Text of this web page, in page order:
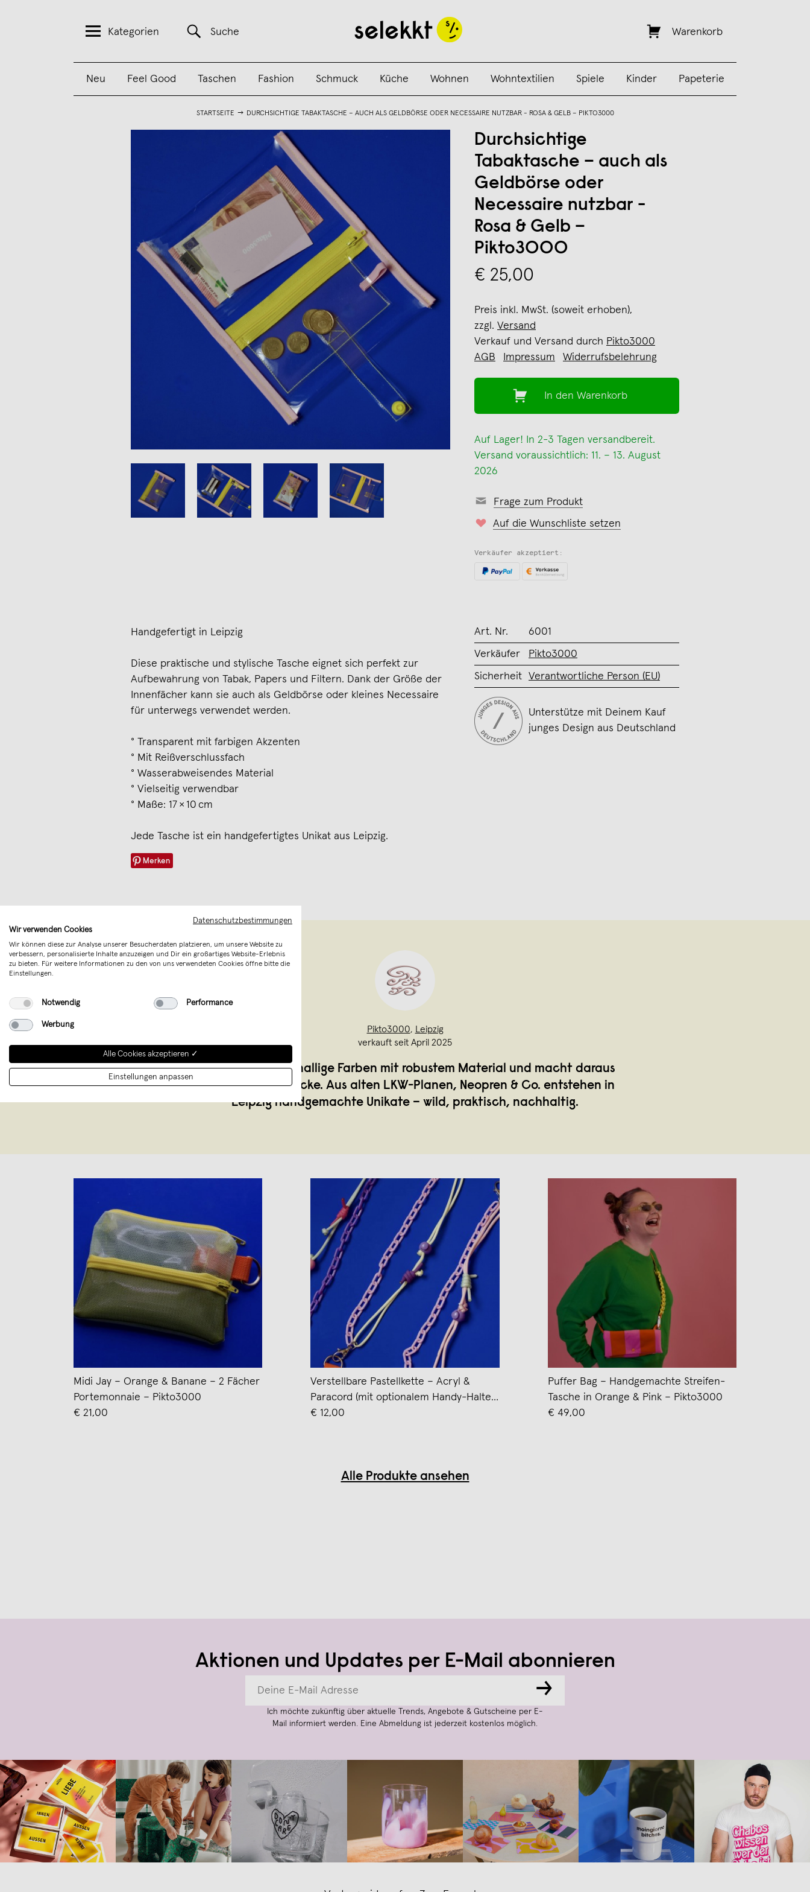
Kategorien Suche Warenkorb
Neu Feel Good Taschen Fashion Schmuck Küche Wohnen Wohntextilien Spiele Kinder Papeterie
STARTSEITE DURCHSICHTIGE TABAKTASCHE – AUCH ALS GELDBÖRSE ODER NECESSAIRE NUTZBAR - ROSA & GELB – PIKTO3000
Durchsichtige
Tabaktasche – auch als
Geldbörse oder
Necessaire nutzbar -
Rosa & Gelb –
Pikto3000
€ 25,00
Preis inkl. MwSt. (soweit erhoben),
zzgl. Versand
Verkauf und Versand durch Pikto3000
AGB
Impressum Widerrufsbelehrung
In den Warenkorb
Auf Lager! In 2-3 Tagen versandbereit.
Versand voraussichtlich: 11. – 13. August
2026
Frage zum Produkt
Auf die Wunschliste setzen
Verkäufer akzeptiert:
Handgefertigt in Leipzig
Diese praktische und stylische Tasche eignet sich perfekt zur
Aufbewahrung von Tabak, Papers und Filtern. Dank der Größe der
Innenfächer kann sie auch als Geldbörse oder kleines Necessaire
für unterwegs verwendet werden.
° Transparent mit farbigen Akzenten
° Mit Reißverschlussfach
° Wasserabweisendes Material
° Vielseitig verwendbar
° Maße: 17 × 10 cm
Jede Tasche ist ein handgefertigtes Unikat aus Leipzig.
Merken
Art. Nr. 6001
Verkäufer Pikto3000
Sicherheit Verantwortliche Person (EU)
Unterstütze mit Deinem Kauf
junges Design aus Deutschland
Pikto3000, Leipzig
verkauft seit April 2025
Pikto3000 mixt knallige Farben mit robustem Material und macht daraus
echte Lieblingsstücke. Aus alten LKW-Planen, Neopren & Co. entstehen in
Leipzig handgemachte Unikate – wild, praktisch, nachhaltig.
Midi Jay – Orange & Banane – 2 Fächer
Portemonnaie – Pikto3000
€ 21,00
Verstellbare Pastellkette – Acryl &
Paracord (mit optionalem Handy-Halter)
– Pikto3000
€ 12,00
Puffer Bag – Handgemachte Streifen-
Tasche in Orange & Pink – Pikto3000
€ 49,00
Alle Produkte ansehen
Aktionen und Updates per E-Mail abonnieren
→
Ich möchte zukünftig über aktuelle Trends, Angebote & Gutscheine per E-
Mail informiert werden. Eine Abmeldung ist jederzeit kostenlos möglich.
Datenschutzbestimmungen
Wir verwenden Cookies
Wir können diese zur Analyse unserer Besucherdaten platzieren, um unsere Website zu
verbessern, personalisierte Inhalte anzuzeigen und Dir ein großartiges Website-Erlebnis
zu bieten. Für weitere Informationen zu den von uns verwendeten Cookies öffne bitte die
Einstellungen.
Notwendig Performance
Werbung
Alle Cookies akzeptieren ✓
Einstellungen anpassen